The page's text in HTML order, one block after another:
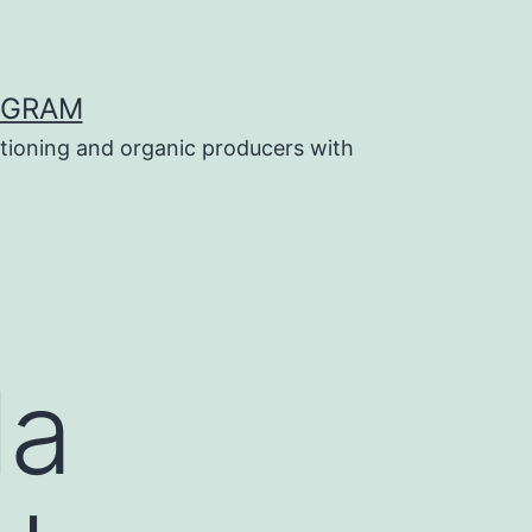
and organic producers with